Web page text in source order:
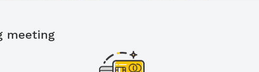
meeting